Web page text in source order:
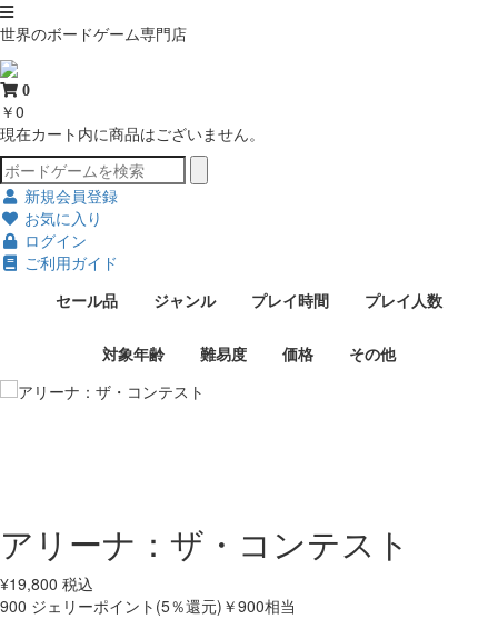
世界のボードゲーム専門店
0
￥0
現在カート内に商品はございません。
新規会員登録
お気に入り
ログイン
ご利用ガイド
セール品
ジャンル プレイ時間 プレイ人数
対象年齢 難易度 価格 その他
アリーナ：ザ・コンテスト
¥19,800 税込
900 ジェリーポイント(5％還元) ￥900相当